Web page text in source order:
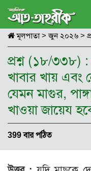
মূলপাতা> জুন ২০২৬ >
প্রশ্ন (১৮/৩৩৮) :
খাবার খায় এবং
যেমন মাগুর,
খাওয়া জায়েয
399 বার পঠিত